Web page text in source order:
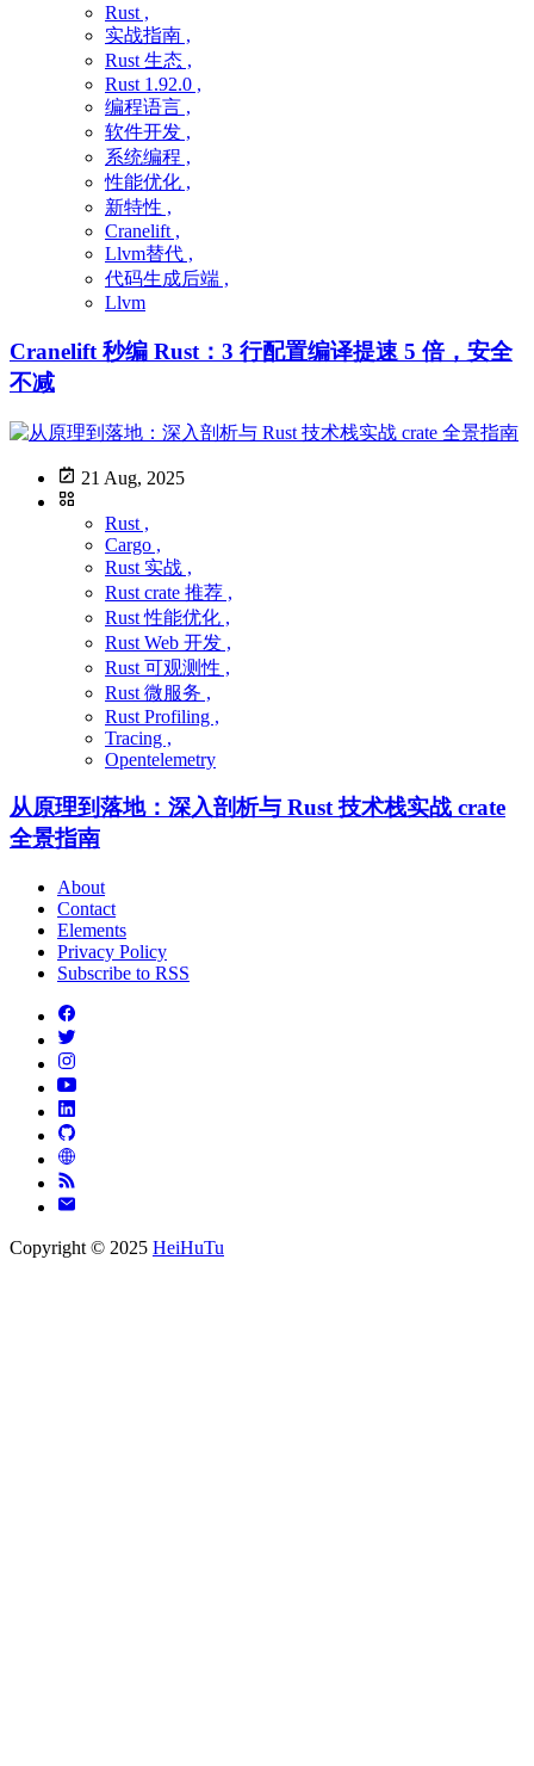
Rust ,
实战指南 ,
Rust 生态 ,
Rust 1.92.0 ,
编程语言 ,
软件开发 ,
系统编程 ,
性能优化 ,
新特性 ,
Cranelift ,
Llvm替代 ,
代码生成后端 ,
Llvm
Cranelift 秒编 Rust：3 行配置编译提速 5 倍，安全
不减
21 Aug, 2025
Rust ,
Cargo ,
Rust 实战 ,
Rust crate 推荐 ,
Rust 性能优化 ,
Rust Web 开发 ,
Rust 可观测性 ,
Rust 微服务 ,
Rust Profiling ,
Tracing ,
Opentelemetry
从原理到落地：深入剖析与 Rust 技术栈实战 crate
全景指南
About
Contact
Elements
Privacy Policy
Subscribe to RSS
Copyright © 2025 HeiHuTu